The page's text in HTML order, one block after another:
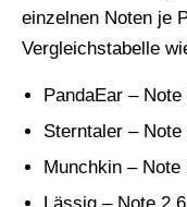
einzelnen Noten je
Vergleichstabelle
PandaEar – Note
Sterntaler – Note
Munchkin – Note